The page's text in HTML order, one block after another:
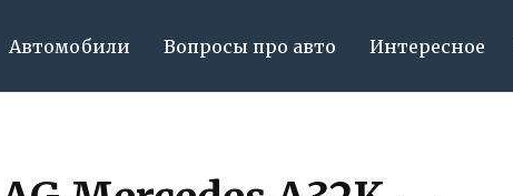
Автомобили Вопросы про авто Интересное